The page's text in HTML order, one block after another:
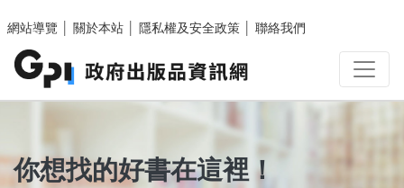
網站導覽
關於本站 隱私權及安全政策 聯絡我們
你想找的好書在這裡！